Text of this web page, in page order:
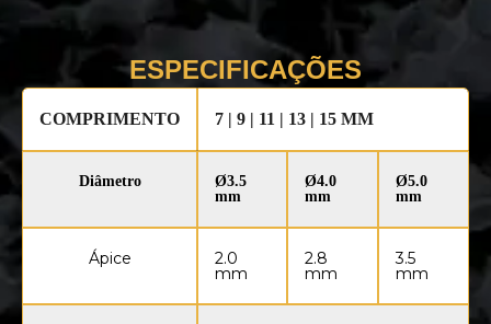
ESPECIFICAÇÕES
COMPRIMENTO 7 | 9 | 11 | 13 | 15 MM
Diâmetro
Ø3.5
mm
Ø4.0
mm
Ø5.0
mm
Ápice 2.0
mm
2.8
mm
3.5
mm